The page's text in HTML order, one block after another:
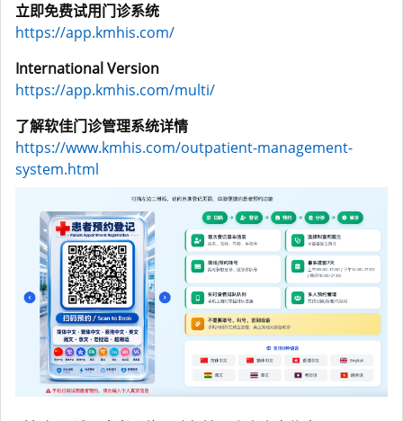
立即免费试用门诊系统
https://app.kmhis.com/
International Version
https://app.kmhis.com/multi/
了解软佳门诊管理系统详情
https://www.kmhis.com/outpatient-management-
system.html